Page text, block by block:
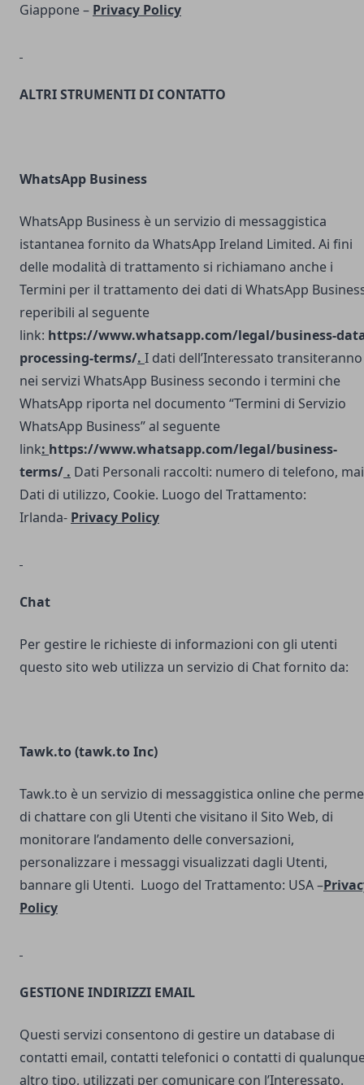
Giappone – Privacy Policy
ALTRI STRUMENTI DI CONTATTO
WhatsApp Business
WhatsApp Business è un servizio di messaggistica
istantanea fornito da WhatsApp Ireland Limited. Ai fini
delle modalità di trattamento si richiamano anche i
Termini per il trattamento dei dati di WhatsApp
reperibili al seguente
link: https://www.whatsapp.com/legal/business-
processing-terms/. I dati dell’Interessato transiteranno
nei servizi WhatsApp Business secondo i termini che
WhatsApp riporta nel documento “Termini di Servizio
WhatsApp Business” al seguente
link: https://www.whatsapp.com/legal/business-
terms/ . Dati Personali raccolti: numero di telefono,
Dati di utilizzo, Cookie. Luogo del Trattamento:
Irlanda- Privacy Policy
Chat
Per gestire le richieste di informazioni con gli utenti
questo sito web utilizza un servizio di Chat fornito da:
Tawk.to (tawk.to Inc)
Tawk.to è un servizio di messaggistica online che
di chattare con gli Utenti che visitano il Sito Web, di
monitorare l’andamento delle conversazioni,
personalizzare i messaggi visualizzati dagli Utenti,
bannare gli Utenti. Luogo del Trattamento: USA –
Policy
GESTIONE INDIRIZZI EMAIL
Questi servizi consentono di gestire un database di
contatti email, contatti telefonici o contatti di
altro tipo, utilizzati per comunicare con l’Interessato.